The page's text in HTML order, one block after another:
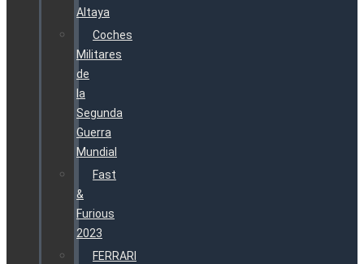
Altaya
Coches
Militares
de
la
Segunda
Guerra
Mundial
Fast
&
Furious
2023
FERRARI